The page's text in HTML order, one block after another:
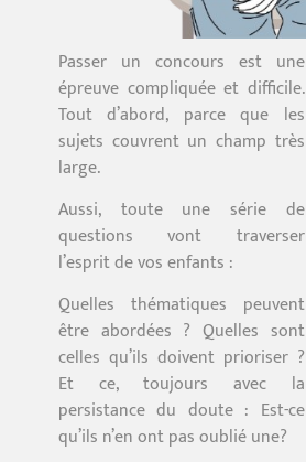
Passer un concours est une
épreuve compliquée et difficile.
Tout d’abord, parce que les
sujets couvrent un champ très
large.
Aussi, toute une série de
questions vont traverser
l’esprit de vos enfants :
Quelles thématiques peuvent
être abordées ? Quelles sont
celles qu’ils doivent prioriser ?
Et ce, toujours avec la
persistance du doute : Est-ce
qu’ils n’en ont pas oublié une?